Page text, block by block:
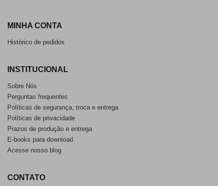
MINHA CONTA
Histórico de pedidos
INSTITUCIONAL
Sobre Nós
Perguntas frequentes
Políticas de segurança, troca e entrega
Políticas de privacidade
Prazos de produção e entrega
E-books para download
Acesse nosso blog
CONTATO